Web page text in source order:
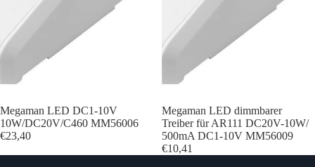
Megaman LED DC1-10V
10W/DC20V/C460 MM56006
€23,40
Megaman LED dimmbarer
Treiber für AR111 DC20V-10W/
500mA DC1-10V MM56009
€10,41